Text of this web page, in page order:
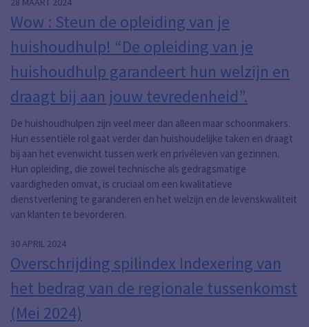
Wow : Steun de opleiding van je
huishoudhulp! “De opleiding van je
huishoudhulp garandeert hun welzijn en
draagt bij aan jouw tevredenheid”.
De huishoudhulpen zijn veel meer dan alleen maar schoonmakers.
Hun essentiële rol gaat verder dan huishoudelijke taken en draagt
bij aan het evenwicht tussen werk en privéleven van gezinnen.
Hun opleiding, die zowel technische als gedragsmatige
vaardigheden omvat, is cruciaal om een kwalitatieve
dienstverlening te garanderen en het welzijn en de levenskwaliteit
van klanten te bevorderen.
30 APRIL 2024
Overschrijding spilindex Indexering van
het bedrag van de regionale tussenkomst
(Mei 2024)